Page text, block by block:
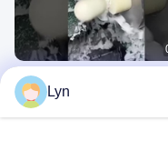
CNC-Drehbearbeitung
Tutorial
Drehteile
Lyn